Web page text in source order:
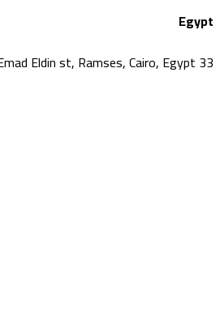
Egypt
33 Emad Eldin st, Ramses, Cairo, Egypt